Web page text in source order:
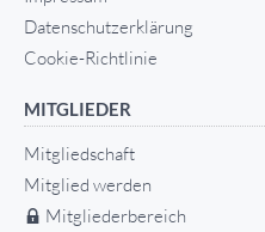
Datenschutzerklärung
Cookie-Richtlinie
MITGLIEDER
Mitgliedschaft
Mitglied werden
Mitgliederbereich